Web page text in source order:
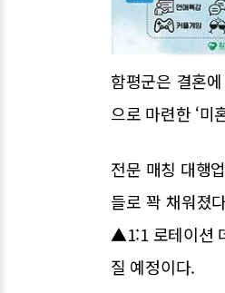
함평군은 결혼
으로 마련한 ‘미
전문 매칭 대행
들로 꽉 채워졌
▲1:1 로테이션
질 예정이다.